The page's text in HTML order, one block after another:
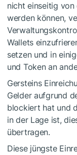
nicht einseitig
werden können,
Wallets
setzen und in
und Token an
Gersteins
Gelder aufgrund
blockiert hat und
in der Lage ist,
übertragen.
Diese jüngste